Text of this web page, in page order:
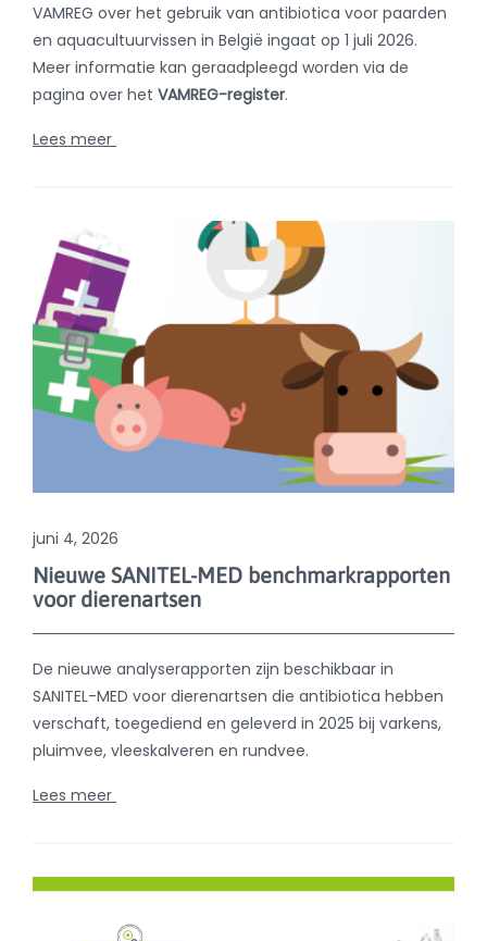
juni 4, 2026
Nieuwe SANITEL-MED benchmarkrapporten
voor dierenartsen
De nieuwe analyserapporten zijn beschikbaar in
SANITEL-MED voor dierenartsen die antibiotica hebben
verschaft, toegediend en geleverd in 2025 bij varkens,
Lees meer